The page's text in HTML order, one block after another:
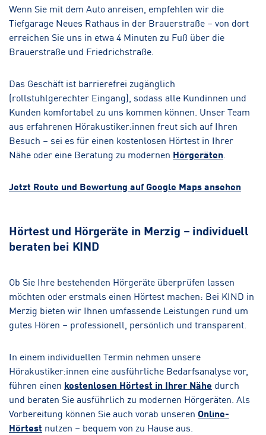
Wenn Sie mit dem Auto anreisen, empfehlen wir die
Tiefgarage Neues Rathaus in der Brauerstraße – von dort
erreichen Sie uns in etwa 4 Minuten zu Fuß über die
Brauerstraße und Friedrichstraße.
Das Geschäft ist barrierefrei zugänglich
(rollstuhlgerechter Eingang), sodass alle Kundinnen und
Kunden komfortabel zu uns kommen können. Unser Team
aus erfahrenen Hörakustiker:innen freut sich auf Ihren
Besuch – sei es für einen kostenlosen Hörtest in Ihrer
Nähe oder eine Beratung zu modernen Hörgeräten
Jetzt Route und Bewertung auf Google Maps ansehen
Hörtest und Hörgeräte in Merzig – individuell
beraten bei KIND
Ob Sie Ihre bestehenden Hörgeräte überprüfen lassen
möchten oder erstmals einen Hörtest machen: Bei KIND in
Merzig bieten wir Ihnen umfassende Leistungen rund um
gutes Hören – professionell, persönlich und transparent.
In einem individuellen Termin nehmen unsere
Hörakustiker:innen eine ausführliche Bedarfsanalyse vor,
führen einen kostenlosen Hörtest in Ihrer Nähe durch
und beraten Sie ausführlich zu modernen Hörgeräten. Als
Vorbereitung können Sie auch vorab unseren Online-
Hörtest nutzen – bequem von zu Hause aus.